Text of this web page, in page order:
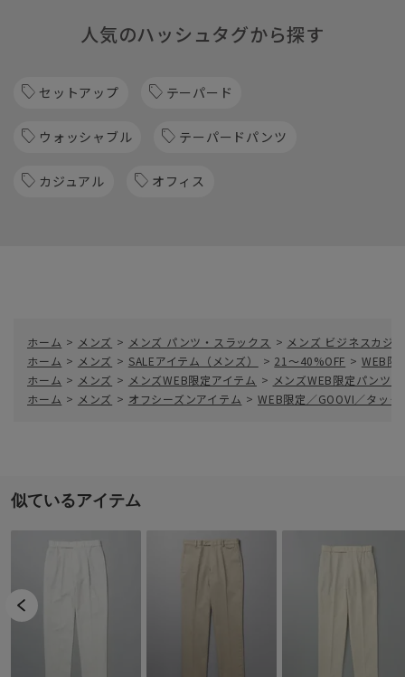
人気のハッシュタグから探す
セットアップ テーパード
ウォッシャブル テーパードパンツ
カジュアル オフィス
ホーム > メンズ > メンズ パンツ・スラックス > メンズ ビジネスカジ
ホーム > メンズ > SALEアイテム（メンズ） > 21～40%OFF > WEB限
ホーム > メンズ > メンズWEB限定アイテム > メンズWEB限定パンツ
ホーム > メンズ > オフシーズンアイテム > WEB限定／GOOVI／タッ